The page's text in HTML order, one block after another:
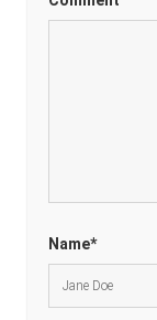
Name*